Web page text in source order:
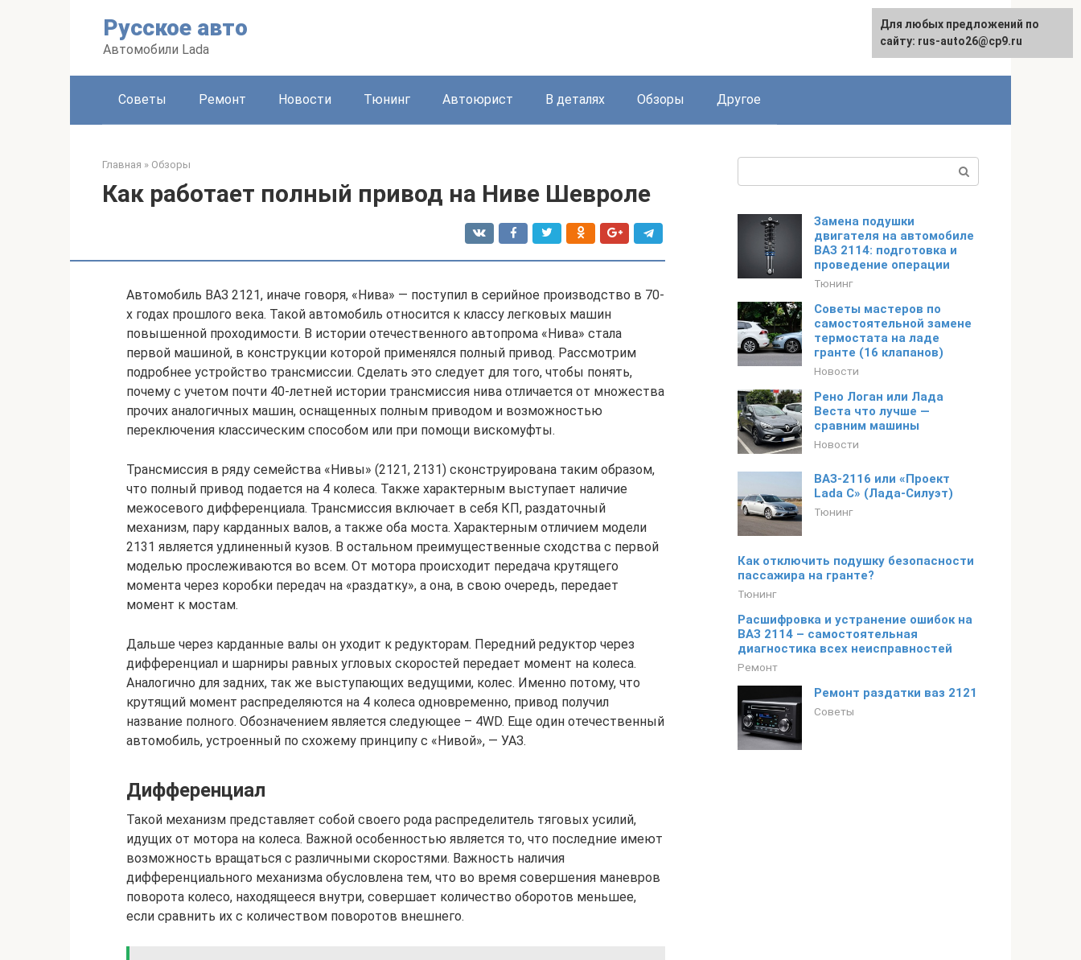
Русское авто
Автомобили Lada
Советы Ремонт Новости Тюнинг Автоюрист В деталях Обзоры Другое
Главная » Обзоры
Как работает полный привод на Ниве Шевроле
Автомобиль ВАЗ 2121, иначе говоря, «Нива» — поступил в серийное производство в 70-
х годах прошлого века. Такой автомобиль относится к классу легковых машин
повышенной проходимости. В истории отечественного автопрома «Нива» стала
первой машиной, в конструкции которой применялся полный привод. Рассмотрим
подробнее устройство трансмиссии. Сделать это следует для того, чтобы понять,
почему с учетом почти 40-летней истории трансмиссия нива отличается от множества
прочих аналогичных машин, оснащенных полным приводом и возможностью
переключения классическим способом или при помощи вискомуфты.
Трансмиссия в ряду семейства «Нивы» (2121, 2131) сконструирована таким образом,
что полный привод подается на 4 колеса. Также характерным выступает наличие
межосевого дифференциала. Трансмиссия включает в себя КП, раздаточный
механизм, пару карданных валов, а также оба моста. Характерным отличием модели
2131 является удлиненный кузов. В остальном преимущественные сходства с первой
моделью прослеживаются во всем. От мотора происходит передача крутящего
момента через коробки передач на «раздатку», а она, в свою очередь, передает
момент к мостам.
Дальше через карданные валы он уходит к редукторам. Передний редуктор через
дифференциал и шарниры равных угловых скоростей передает момент на колеса.
Аналогично для задних, так же выступающих ведущими, колес. Именно потому, что
крутящий момент распределяются на 4 колеса одновременно, привод получил
название полного. Обозначением является следующее – 4WD. Еще один отечественный
автомобиль, устроенный по схожему принципу с «Нивой», — УАЗ.
Дифференциал
Такой механизм представляет собой своего рода распределитель тяговых усилий,
идущих от мотора на колеса. Важной особенностью является то, что последние имеют
возможность вращаться с различными скоростями. Важность наличия
дифференциального механизма обусловлена тем, что во время совершения маневров
поворота колесо, находящееся внутри, совершает количество оборотов меньшее,
если сравнить их с количеством поворотов внешнего.
Замена подушки
двигателя на автомобиле
ВАЗ 2114: подготовка и
проведение операции
Тюнинг
Советы мастеров по
самостоятельной замене
термостата на ладе
гранте (16 клапанов)
Новости
Рено Логан или Лада
Веста что лучше —
сравним машины
Новости
ВАЗ-2116 или «Проект
Lada С» (Лада-Силуэт)
Тюнинг
Как отключить подушку безопасности
пассажира на гранте?
Тюнинг
Расшифровка и устранение ошибок на
ВАЗ 2114 – самостоятельная
диагностика всех неисправностей
Ремонт
Ремонт раздатки ваз 2121
Советы
Для любых предложений по
сайту: rus-auto26@cp9.ru